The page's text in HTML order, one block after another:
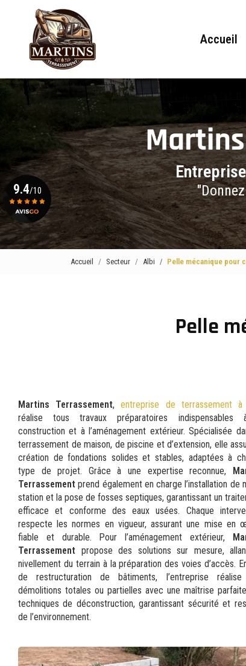
principal
Accueil
9.4/10
Voir le certificat
Accueil Secteur Albi Pelle mécanique pour
Pelle
Martins Terrassement,entreprise de terrassement à
réalise tous travaux préparatoires
construction et à l’aménagement extérieur. Spécialisée
terrassement de maison, de piscine et d’extension, elle
création de fondations solides et stables, adaptées à
type de projet. Grâce à une expertise reconnue,
Terrassement prend également en charge l’installation de
station et la pose de fosses septiques, garantissant un
efficace et conforme des eaux usées. Chaque
respecte les normes en vigueur, assurant une mise en
fiable et durable. Pour l’aménagement extérieur,
Terrassement propose des solutions sur mesure,
nivellement du terrain à la préparation des voies d’accès.
de restructuration de bâtiments, l’entreprise
démolitions totales ou partielles avec une maîtrise
techniques de déconstruction, garantissant sécurité et
de l’environnement.